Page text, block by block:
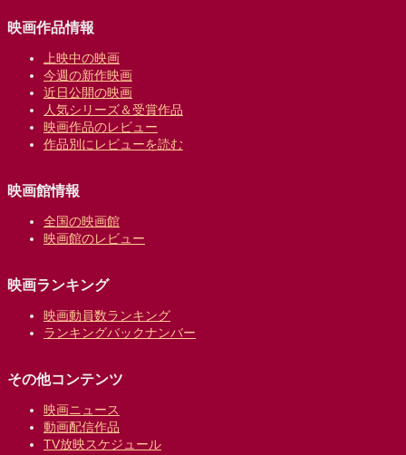
映画作品情報
上映中の映画
今週の新作映画
近日公開の映画
人気シリーズ＆受賞作品
映画作品のレビュー
作品別にレビューを読む
映画館情報
全国の映画館
映画館のレビュー
映画ランキング
映画動員数ランキング
ランキングバックナンバー
その他コンテンツ
映画ニュース
動画配信作品
TV放映スケジュール